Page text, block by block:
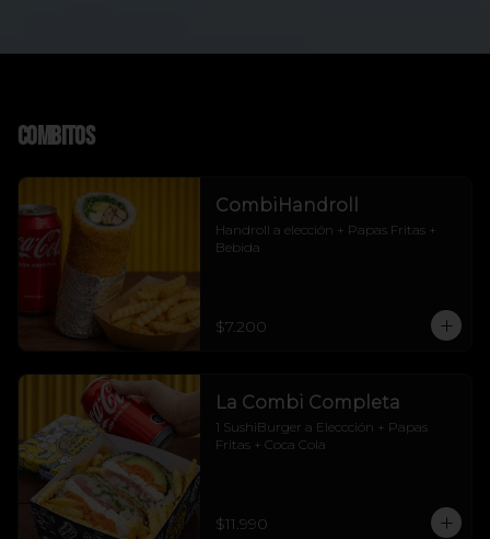
Combitos
CombiHandroll
Handroll a elección + Papas Fritas +
Bebida
$7.200
La Combi Completa
1 SushiBurger a Eleccción + Papas
Fritas + Coca Cola
$11.990